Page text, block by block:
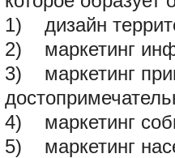
1) дизайн
2) маркетинг
3) маркетинг
4) маркетинг
5) маркетинг